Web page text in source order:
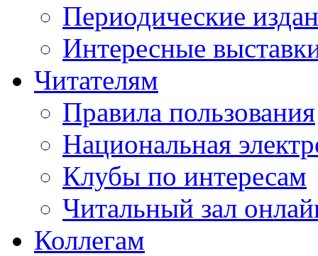
Периодические
Интересные
Читателям
Правила пользования
Национальная
Клубы по интересам
Читальный зал
Коллегам